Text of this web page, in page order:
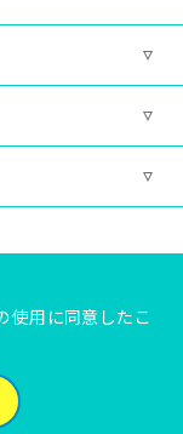
使用に同意したこ